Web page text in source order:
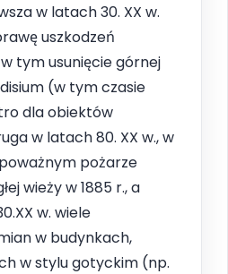
w latach 30. XX w.
uszkodzeń
tym usunięcie górnej
(w tym czasie
dla obiektów
w latach 80. XX w., w
pożarze
wieży w 1885 r., a
w. wiele
w budynkach,
w stylu gotyckim (np.